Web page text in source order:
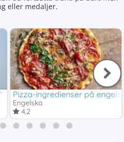
eller medaljer.
Pizza-ingredienser på
Engelska
4,2